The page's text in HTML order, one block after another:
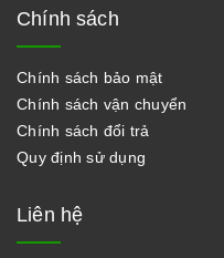
Chính sách
Chính sách bảo mật
Chính sách vận chuyển
Chính sách đổi trả
Quy định sử dụng
Liên hệ